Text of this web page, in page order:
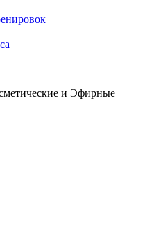
и Эфирные